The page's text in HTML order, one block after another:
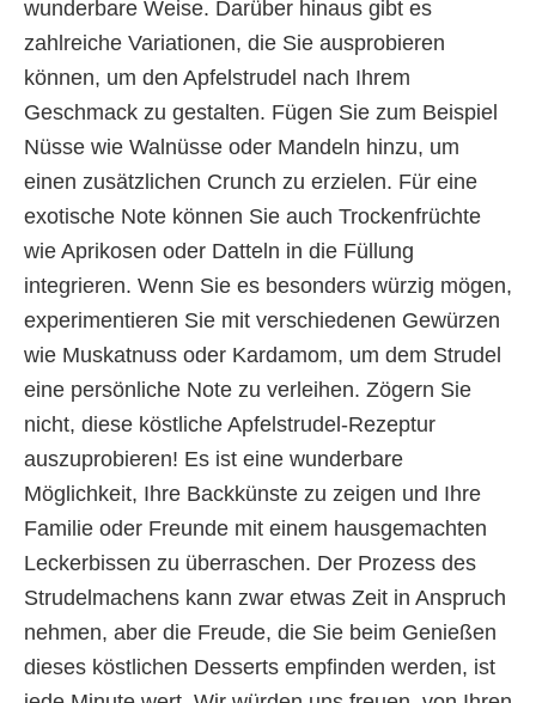
wunderbare Weise. Darüber hinaus gibt es
zahlreiche Variationen, die Sie ausprobieren
können, um den Apfelstrudel nach Ihrem
Geschmack zu gestalten. Fügen Sie zum Beispiel
Nüsse wie Walnüsse oder Mandeln hinzu, um
einen zusätzlichen Crunch zu erzielen. Für eine
exotische Note können Sie auch Trockenfrüchte
wie Aprikosen oder Datteln in die Füllung
integrieren. Wenn Sie es besonders würzig mögen,
experimentieren Sie mit verschiedenen Gewürzen
wie Muskatnuss oder Kardamom, um dem Strudel
eine persönliche Note zu verleihen. Zögern Sie
nicht, diese köstliche Apfelstrudel-Rezeptur
auszuprobieren! Es ist eine wunderbare
Möglichkeit, Ihre Backkünste zu zeigen und Ihre
Familie oder Freunde mit einem hausgemachten
Leckerbissen zu überraschen. Der Prozess des
Strudelmachens kann zwar etwas Zeit in Anspruch
nehmen, aber die Freude, die Sie beim Genießen
dieses köstlichen Desserts empfinden werden, ist